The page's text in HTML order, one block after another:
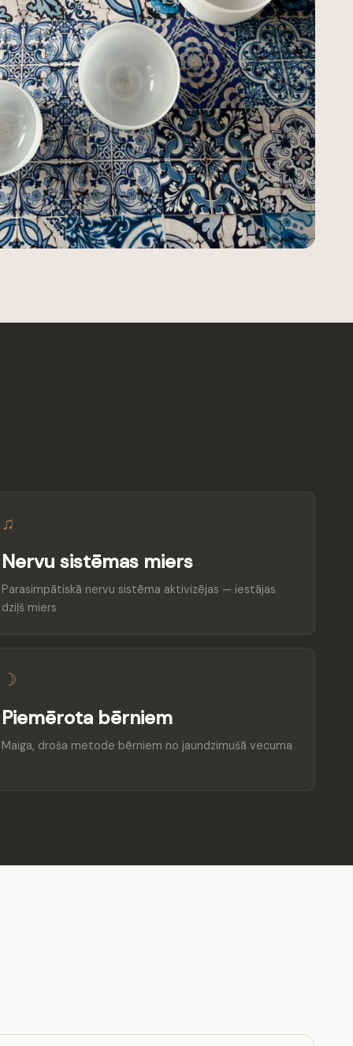
♫
Nervu sistēmas miers
Parasimpātiskā nervu sistēma aktivizējas — iestājas
dziļš miers
☽
Piemērota bērniem
Maiga, droša metode bērniem no jaundzimušā vecuma